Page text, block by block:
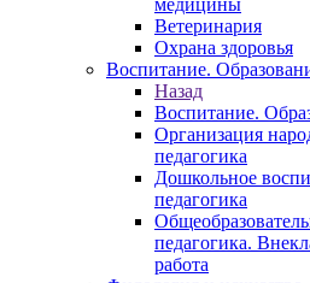
медицины
Ветеринария
Охрана здоровья
Воспитание.
Назад
Воспитание.
Организация
педагогика
Дошкольное
педагогика
педагогика.
работа